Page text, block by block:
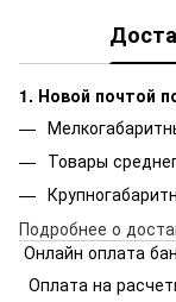
1. Новой почтой
Товары
Подробнее о
Онлайн оплата
Оплата на